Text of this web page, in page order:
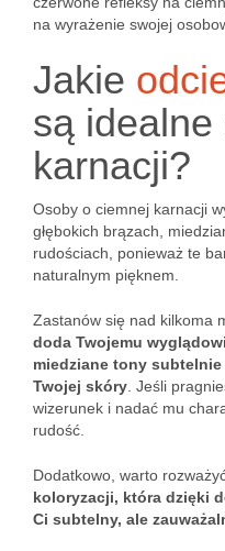
na wyrażenie swojej
Jakie
są idealne
karnacji?
Osoby o ciemnej karnacji
głębokich brązach,
rudościach, ponieważ te
naturalnym pięknem.
Zastanów się nad kilkoma
doda Twojemu
miedziane tony
Twojej skóry . Jeśli
wizerunek i nadać mu
rudość.
Dodatkowo, warto
koloryzacji, która dzięki
Ci subtelny, ale